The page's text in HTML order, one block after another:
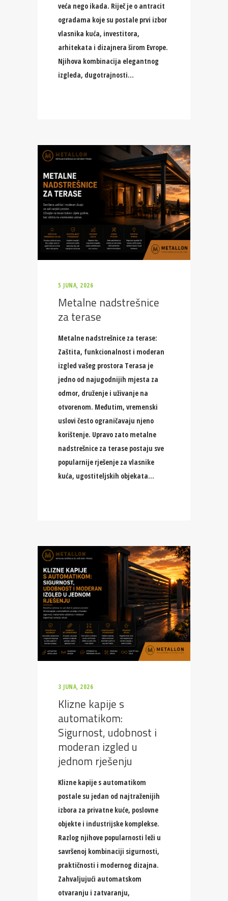
veća nego ikada. Riječ je o antracit
ogradama koje su postale prvi izbor
vlasnika kuća, investitora,
arhitekata i dizajnera širom Evrope.
Njihova kombinacija elegantnog
izgleda, dugotrajnosti
5 JUNA, 2026
Metalne nadstrešnice
za terase
Metalne nadstrešnice za terase:
Zaštita, funkcionalnost i moderan
izgled vašeg prostora Terasa je
jedno od najugodnijih mjesta za
odmor, druženje i uživanje na
otvorenom. Međutim, vremenski
uslovi često ograničavaju njeno
korištenje. Upravo zato metalne
nadstrešnice za terase postaju sve
popularnije rješenje za vlasnike
kuća, ugostiteljskih objekata
3 JUNA, 2026
Klizne kapije s
automatikom:
Sigurnost, udobnost i
moderan izgled u
jednom rješenju
Klizne kapije s automatikom
postale su jedan od najtraženijih
izbora za privatne kuće, poslovne
objekte i industrijske komplekse.
Razlog njihove popularnosti leži u
savršenoj kombinaciji sigurnosti,
praktičnosti i modernog dizajna.
Zahvaljujući automatskom
otvaranju i zatvaranju,